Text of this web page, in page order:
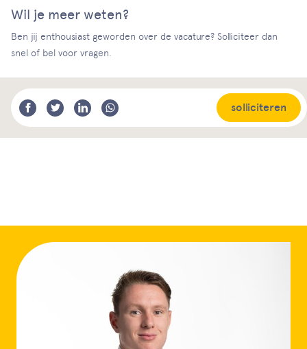
Wil je meer weten?
Ben jij enthousiast geworden over de vacature? Solliciteer dan
snel of bel voor vragen.
solliciteren